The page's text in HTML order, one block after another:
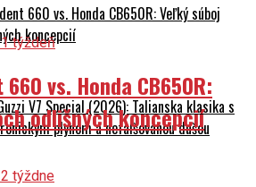
660 vs. Honda CB650R: Veľký súboj
koncepcií
V7 Special (2026): Talianska klasika s
plynom a nefalšovanou dušou
týždeň
vs. Honda CB650R:
odlišných koncepcií
týždne